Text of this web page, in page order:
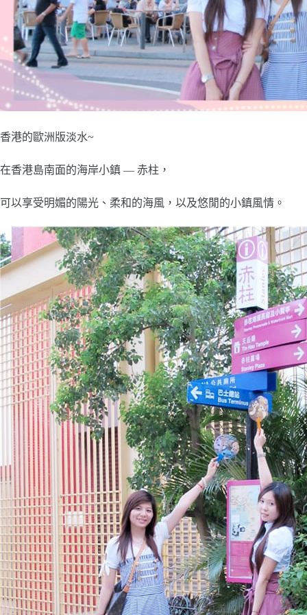
香港的歐洲版淡水~
在香港島南面的海岸小鎮 — 赤柱，
可以享受明媚的陽光、柔和的海風，以及悠閒的小鎮風情。